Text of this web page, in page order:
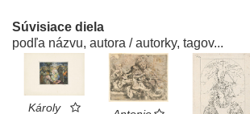
Súvisiace diela
podľa názvu, autora / autorky, tagov...
Károly